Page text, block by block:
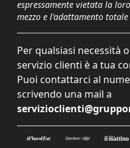
espressamente vietata la
mezzo e l'adattamento
Per qualsiasi necessità
servizio clienti è a tua
Puoi contattarci al
scrivendo una mail a